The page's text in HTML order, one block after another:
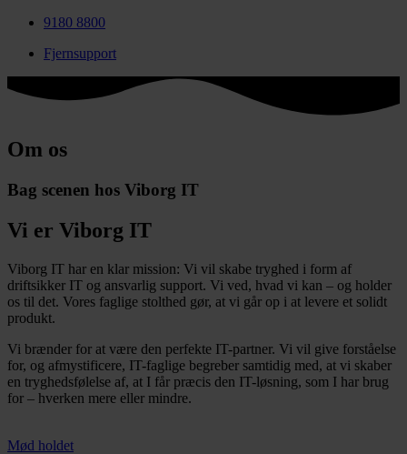
9180 8800
Fjernsupport
Om os
Bag scenen hos Viborg IT
Vi er Viborg IT
Viborg IT har en klar mission: Vi vil skabe tryghed i form af
driftsikker IT og ansvarlig support. Vi ved, hvad vi kan – og holder
os til det. Vores faglige stolthed gør, at vi går op i at levere et solidt
produkt.
Vi brænder for at være den perfekte IT-partner. Vi vil give forståelse
for, og afmystificere, IT-faglige begreber samtidig med, at vi skaber
en tryghedsfølelse af, at I får præcis den IT-løsning, som I har brug
for – hverken mere eller mindre.
Mød holdet